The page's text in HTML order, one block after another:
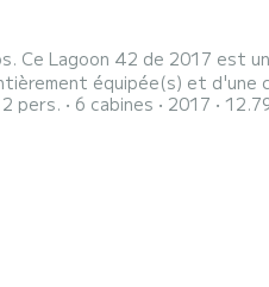
Ce Lagoon 42 de 2017 est
équipée(s) et
des vacances
pers. 6 cabines 2017